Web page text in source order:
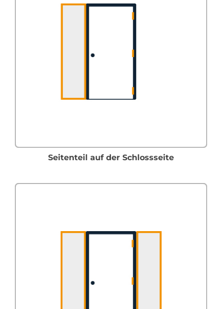
Seitenteil auf der Schlossseite